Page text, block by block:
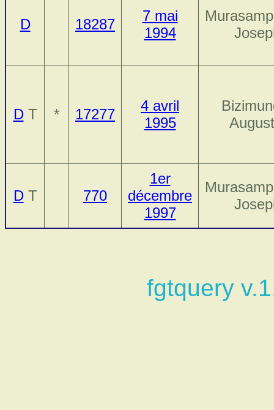
D 18287
7 mai
1994
DT * 17277
4 avril
1995
DT 770
1er
décembre
1997
fgtquery